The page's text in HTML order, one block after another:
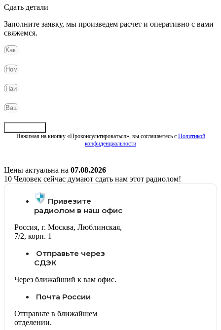
Сдать детали
Заполните заявку, мы произведем расчет и оперативно с вами
свяжемся.
Нажимая на кнопку «Проконсультироваться», вы соглашаетесь с Политикой
конфиденциальности
Цены актуальна на 07.08.2026
10 Человек сейчас думают сдать нам этот радиолом!
Привезите
радиолом в наш офис
Россия, г. Москва, Люблинская,
7/2, корп. 1
Отправьте через
СДЭК
Через ближайший к вам офис.
Почта России
Отправьте в ближайшем
отделении.